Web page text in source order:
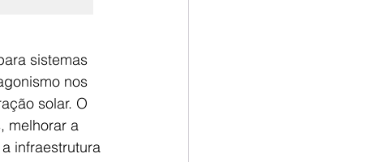
sistemas
nos
solar. O
melhorar a
infraestrutura